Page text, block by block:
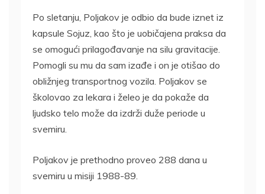
Po sletanju, Poljakov je odbio da bude iznet iz
kapsule Sojuz, kao što je uobičajena praksa da
se omogući prilagođavanje na silu gravitacije.
Pomogli su mu da sam izađe i on je otišao do
obližnjeg transportnog vozila. Poljakov se
školovao za lekara i želeo je da pokaže da
ljudsko telo može da izdrži duže periode u
svemiru.
Poljakov je prethodno proveo 288 dana u
svemiru u misiji 1988-89.